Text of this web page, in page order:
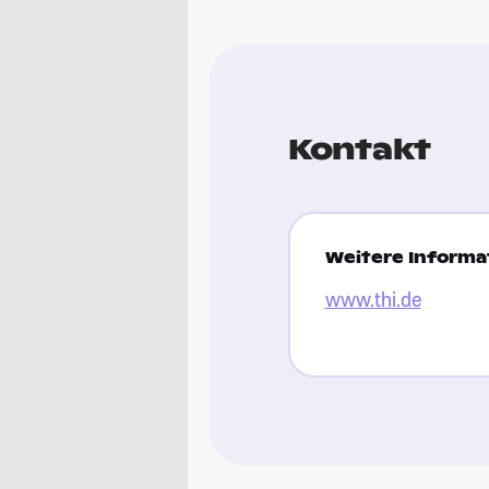
Kontakt
Weitere
www.thi.de